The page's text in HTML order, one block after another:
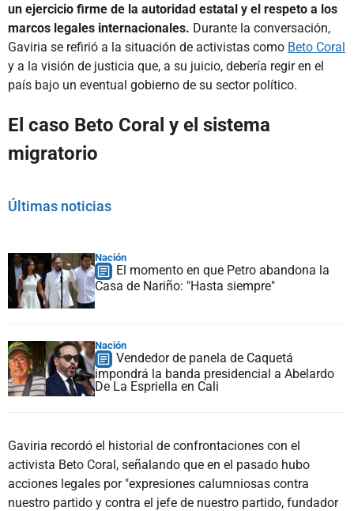
un ejercicio firme de la autoridad estatal y el respeto a los
marcos legales internacionales. Durante la conversación,
Gaviria se refirió a la situación de activistas como Beto Coral
y a la visión de justicia que, a su juicio, debería regir en el
país bajo un eventual gobierno de su sector político.
El caso Beto Coral y el sistema
migratorio
Últimas noticias
Nación
El momento en que Petro abandona la
Casa de Nariño: "Hasta siempre"
Nación
Vendedor de panela de Caquetá
impondrá la banda presidencial a Abelardo
De La Espriella en Cali
Gaviria recordó el historial de confrontaciones con el
activista Beto Coral, señalando que en el pasado hubo
acciones legales por "expresiones calumniosas contra
nuestro partido y contra el jefe de nuestro partido, fundador